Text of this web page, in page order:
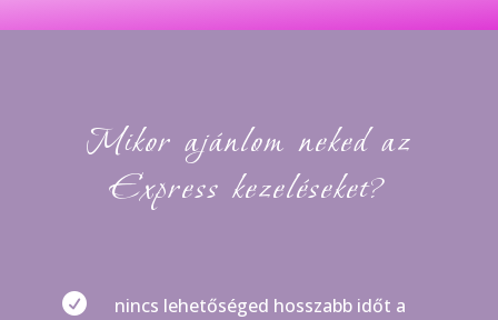
Mikor ajánlom neked az
Express kezeléseket?

nincs lehetőséged hosszabb időt a